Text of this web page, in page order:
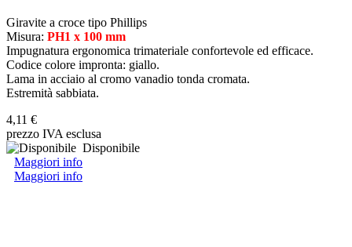
Giravite a croce tipo Phillips
Misura: PH1 x 100 mm
Impugnatura ergonomica trimateriale confortevole ed efficace.
Codice colore impronta: giallo.
Lama in acciaio al cromo vanadio tonda cromata.
Estremità sabbiata.
4,11 €
prezzo IVA esclusa
Disponibile
Maggiori info
Maggiori info